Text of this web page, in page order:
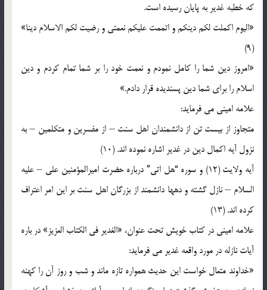
كه خطبه غدير به پايان رسيده است.
«اليوم اكملت لكم دينكم و اتممت عليكم نعمتى و رضيت لكم الاسلام دينا»
(9)
«امروز دين شما را كامل نمودم و نعمت ‏خود را بر شما تمام كردم و دين
اسلام را براى شما دين پسنديده قرار دادم.»
علامه امينى می ‏فرمايد:
متجاوز از بيست تن از دانشمندان اهل سنت – از مفسرين و متكلمين – به
نزول آيه اكمال دين در غدير اشاره نموده‏ اند. (10)
آيه ولايت (12) و سوره “هل اتى” درباره حضرت اميرالمؤمنين على – عليه
السلام – نازل گشته و دهها دانشمند از بزرگان اهل سنت‏ بر اين امر اعتراف
كرده ‏اند. (13)
علامه امينى در كتاب خويش تحت عنوان، «الغدير فى الكتاب العزيز» در باره
آيات نازله در مورد واقعه غدير می ‏فرمايد:
«خداوند متعال خواست اين حديث همواره تازه ماند و شب و روز آن را كهنه